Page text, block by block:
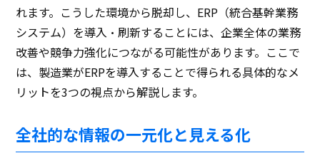
れます。こうした環境から脱却し、ERP（統合基幹業務
システム）を導入・刷新することには、企業全体の業務
改善や競争力強化につながる可能性があります。ここで
は、製造業がERPを導入することで得られる具体的なメ
リットを3つの視点から解説します。
全社的な情報の一元化と見える化